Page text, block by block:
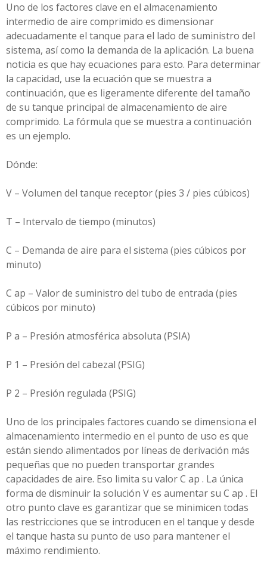
Uno de los factores clave en el almacenamiento
intermedio de aire comprimido es dimensionar
adecuadamente el tanque para el lado de suministro del
sistema, así como la demanda de la aplicación. La buena
noticia es que hay ecuaciones para esto. Para determinar
la capacidad, use la ecuación que se muestra a
continuación, que es ligeramente diferente del tamaño
de su tanque principal de almacenamiento de aire
comprimido. La fórmula que se muestra a continuación
es un ejemplo.
Dónde:
V – Volumen del tanque receptor (pies 3 / pies cúbicos)
T – Intervalo de tiempo (minutos)
C – Demanda de aire para el sistema (pies cúbicos por
minuto)
C ap – Valor de suministro del tubo de entrada (pies
cúbicos por minuto)
P a – Presión atmosférica absoluta (PSIA)
P 1 – Presión del cabezal (PSIG)
P 2 – Presión regulada (PSIG)
Uno de los principales factores cuando se dimensiona el
almacenamiento intermedio en el punto de uso es que
están siendo alimentados por líneas de derivación más
pequeñas que no pueden transportar grandes
capacidades de aire. Eso limita su valor C ap . La única
forma de disminuir la solución V es aumentar su C ap . El
otro punto clave es garantizar que se minimicen todas
las restricciones que se introducen en el tanque y desde
el tanque hasta su punto de uso para mantener el
máximo rendimiento.